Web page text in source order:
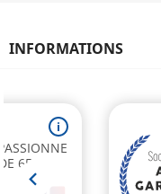
INFORMATIONS